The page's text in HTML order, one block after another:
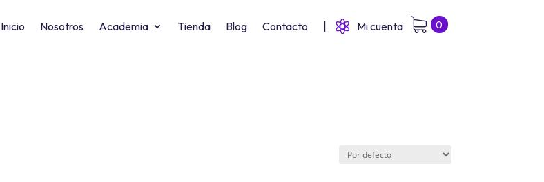
Inicio Nosotros Academia Tienda Blog Contacto Mi cuenta 0